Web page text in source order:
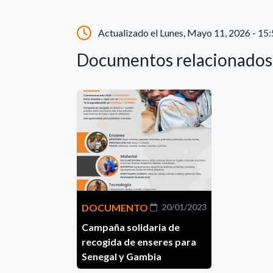
Actualizado el Lunes, Mayo 11, 2026 -
Documentos relacionados
DOCUMENTO 20/01/2023
Campaña solidaria de
recogida de enseres para
Senegal y Gambia